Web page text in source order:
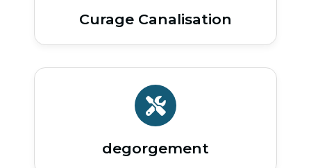
Curage Canalisation
degorgement